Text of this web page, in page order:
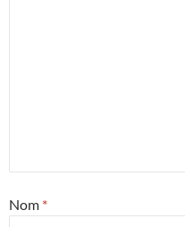
Nom *